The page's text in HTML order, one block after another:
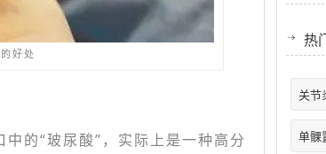
好处
的“玻尿酸”，实际上是一种高分
热
关节
单髁